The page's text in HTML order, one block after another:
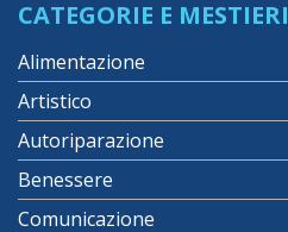
CATEGORIE E MESTIERI
Alimentazione
Artistico
Autoriparazione
Benessere
Comunicazione